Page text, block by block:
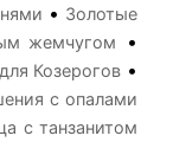
• Золотые
жемчугом •
Козерогов•
с опалами
с танзанитом